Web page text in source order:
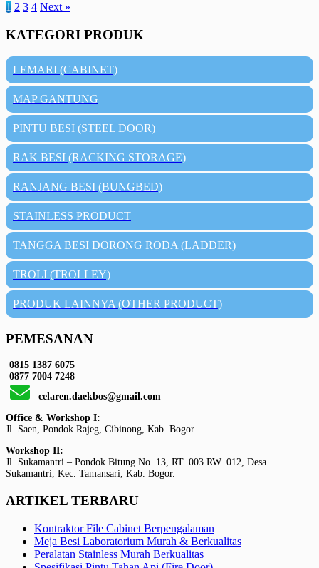
1 2 3 4 Next »
KATEGORI PRODUK
LEMARI (CABINET)
MAP GANTUNG
PINTU BESI (STEEL DOOR)
RAK BESI (RACKING STORAGE)
RANJANG BESI (BUNGBED)
STAINLESS PRODUCT
TANGGA BESI DORONG RODA (LADDER)
TROLI (TROLLEY)
PRODUK LAINNYA (OTHER PRODUCT)
PEMESANAN
0815 1387 6075
0877 7004 7248
celaren.daekbos@gmail.com
Office & Workshop I:
Jl. Saen, Pondok Rajeg, Cibinong, Kab. Bogor
Workshop II:
Jl. Sukamantri – Pondok Bitung No. 13, RT. 003 RW. 012, Desa
Sukamantri, Kec. Tamansari, Kab. Bogor.
ARTIKEL TERBARU
Kontraktor File Cabinet Berpengalaman
Meja Besi Laboratorium Murah & Berkualitas
Peralatan Stainless Murah Berkualitas